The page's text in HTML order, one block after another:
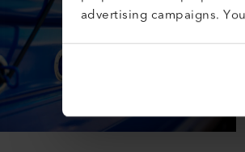
advertising campaigns.